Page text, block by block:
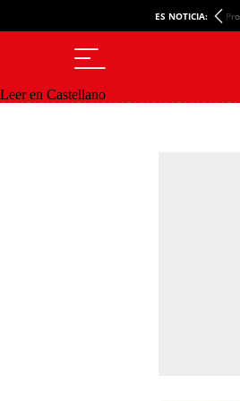
ES NOTICIA:
Leer en Castellano